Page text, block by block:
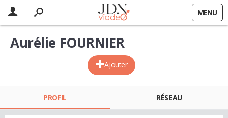
MENU
Ajouter
Aurélie FOURNIER
PROFIL RÉSEAU